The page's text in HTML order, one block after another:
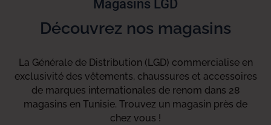
Magasins LGD
Découvrez nos magasins
La Générale de Distribution (LGD) commercialise en
exclusivité des vêtements, chaussures et accessoires
de marques internationales de renom dans 28
magasins en Tunisie. Trouvez un magasin près de
chez vous !